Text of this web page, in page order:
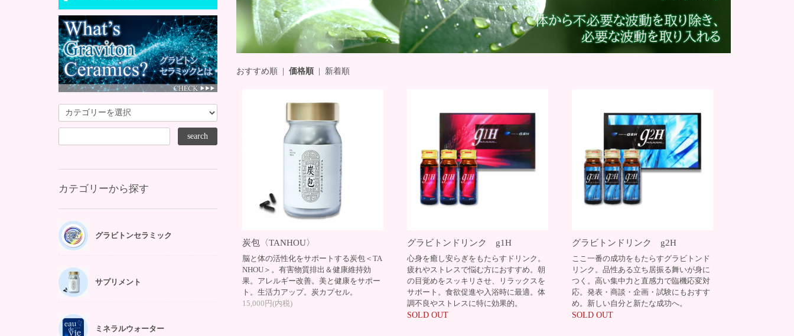
おすすめ順 価格順| 新着順
炭包〈TANHOU〉
脳と体の活性化をサポートする炭包＜TA
NHOU＞。有害物質排出＆健康維持効
果。アレルギー改善。美と健康をサポー
ト。生活力アップ。炭カプセル。
15,000円(内税)
グラビトンドリンク g1H
心身を癒し安らぎをもたらすドリンク。
疲れやストレスで悩む方におすすめ。朝
の目覚めをスッキリさせ、リラックスを
サポート。食欲促進や入浴時に最適。体
調不良やストレスに特に効果的。
SOLD OUT
グラビトンドリンク g2H
ここ一番の成功をもたらすグラビトンド
リンク。品性ある立ち居振る舞いが身に
つく。高い集中力と直感力で臨機応変対
応。発表・商談・企画・試験にもおすす
め。新しい自分と新たな成功へ。
SOLD OUT
カテゴリーから探す
グラビトンセラミック
サプリメント
ミネラルウォーター